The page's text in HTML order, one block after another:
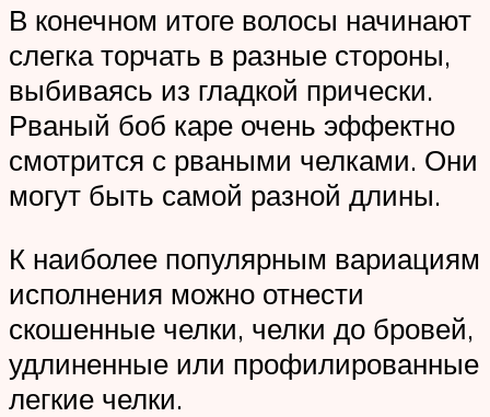
В конечном итоге волосы начинают
слегка торчать в разные стороны,
выбиваясь из гладкой прически.
Рваный боб каре очень эффектно
смотрится с рваными челками. Они
могут быть самой разной длины.
К наиболее популярным вариациям
исполнения можно отнести
скошенные челки, челки до бровей,
удлиненные или профилированные
легкие челки.